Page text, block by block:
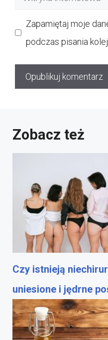
Zapamiętaj moje
podczas pisania
Zobacz też
Czy istnieją
uniesione i jędrne